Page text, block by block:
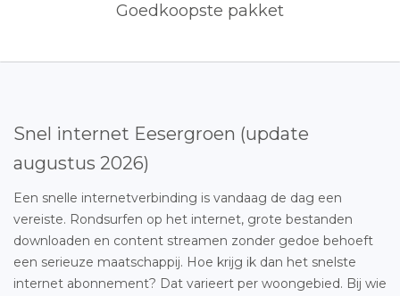
Goedkoopste pakket
Snel internet Eesergroen (update
augustus 2026)
Een snelle internetverbinding is vandaag de dag een
vereiste. Rondsurfen op het internet, grote bestanden
downloaden en content streamen zonder gedoe behoeft
een serieuze maatschappij. Hoe krijg ik dan het snelste
internet abonnement? Dat varieert per woongebied. Bij wie